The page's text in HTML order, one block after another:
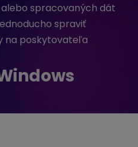
spracovaných dát
spraviť
na poskytovateľa